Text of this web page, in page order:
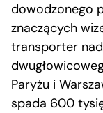
dowodzonego
znaczących
transporter
Paryżu i
spada 600